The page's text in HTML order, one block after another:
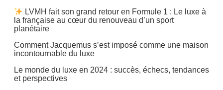
LVMH fait son grand retour en Formule 1 : Le luxe à
la française au cœur du renouveau d’un sport
planétaire
Comment Jacquemus s’est imposé comme une maison
incontournable du luxe
Le monde du luxe en 2024 : succès, échecs, tendances
et perspectives